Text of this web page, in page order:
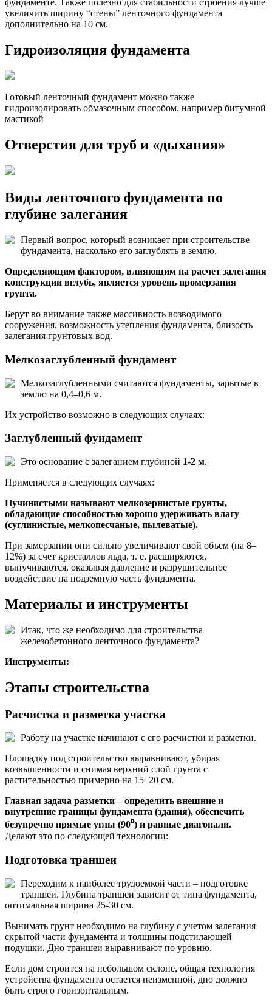
увеличить ширину “стены” ленточного фундамента
дополнительно на 10 см.
Гидроизоляция фундамента
Готовый ленточный фундамент можно также
гидроизолировать обмазочным способом, например битумной
мастикой
Отверстия для труб и «дыхания»
Виды ленточного фундамента по
глубине залегания
Первый вопрос, который возникает при строительстве
фундамента, насколько его заглублять в землю.
Определяющим фактором, влияющим на расчет залегания
конструкции вглубь, является уровень промерзания
грунта.
Берут во внимание также массивность возводимого
сооружения, возможность утепления фундамента, близость
залегания грунтовых вод.
Мелкозаглубленный фундамент
Мелкозаглубленными считаются фундаменты, зарытые в
землю на 0,4–0,6 м.
Их устройство возможно в следующих случаях:
Заглубленный фундамент
Это основание с залеганием глубиной 1-2 м.
Применяется в следующих случаях:
Пучинистыми называют мелкозернистые грунты,
обладающие способностью хорошо удерживать влагу
(суглинистые, мелкопесчаные, пылеватые).
При замерзании они сильно увеличивают свой объем (на 8–
12%) за счет кристаллов льда, т. е. расширяются,
выпучиваются, оказывая давление и разрушительное
воздействие на подземную часть фундамента.
Материалы и инструменты
Итак, что же необходимо для строительства
железобетонного ленточного фундамента?
Инструменты:
Этапы строительства
Расчистка и разметка участка
Работу на участке начинают с его расчистки и разметки.
Площадку под строительство выравнивают, убирая
возвышенности и снимая верхний слой грунта с
растительностью примерно на 15–20 см.
Главная задача разметки – определить внешние и
внутренние границы фундамента (здания), обеспечить
безупречно прямые углы (90⁰) и равные диагонали.
Делают это по следующей технологии:
Подготовка траншеи
Переходим к наиболее трудоемкой части – подготовке
траншеи. Глубина траншеи зависит от типа фундамента,
оптимальная ширина 25-30 см.
Вынимать грунт необходимо на глубину с учетом залегания
скрытой части фундамента и толщины подстилающей
подушки. Дно траншеи выравнивают по уровню.
Если дом строится на небольшом склоне, общая технология
устройства фундамента остается неизменной, дно должно
быть строго горизонтальным.